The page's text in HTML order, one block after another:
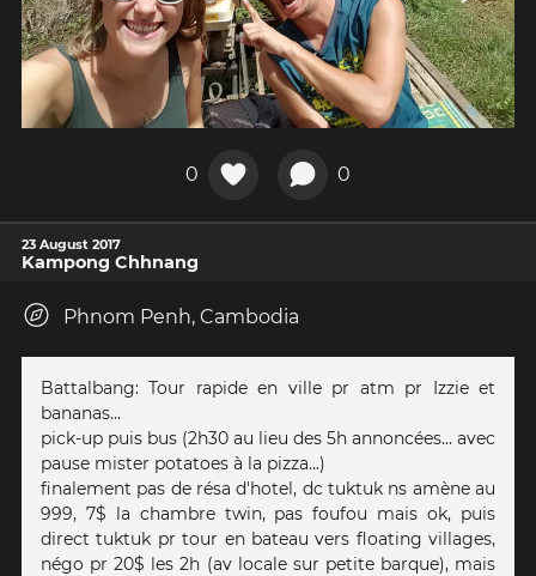
0 0
23 August 2017
Kampong Chhnang
Phnom Penh, Cambodia
Battalbang: Tour rapide en ville pr atm pr Izzie et
bananas...
pick-up puis bus (2h30 au lieu des 5h annoncées... avec
pause mister potatoes à la pizza...)
finalement pas de résa d'hotel, dc tuktuk ns amène au
999, 7$ la chambre twin, pas foufou mais ok, puis
direct tuktuk pr tour en bateau vers floating villages,
négo pr 20$ les 2h (av locale sur petite barque), mais